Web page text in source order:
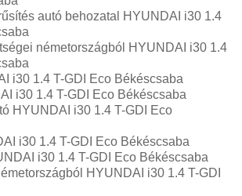
autó behozatal HYUNDAI i30 1.4
németországból HYUNDAI i30 1.4
i30 1.4 T-GDI Eco Békéscsaba
i30 1.4 T-GDI Eco Békéscsaba
HYUNDAI i30 1.4 T-GDI Eco
i30 1.4 T-GDI Eco Békéscsaba
i30 1.4 T-GDI Eco Békéscsaba
HYUNDAI i30 1.4 T-GDI